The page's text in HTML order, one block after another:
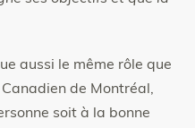
aussi le même rôle que
de Montréal,
soit à la bonne